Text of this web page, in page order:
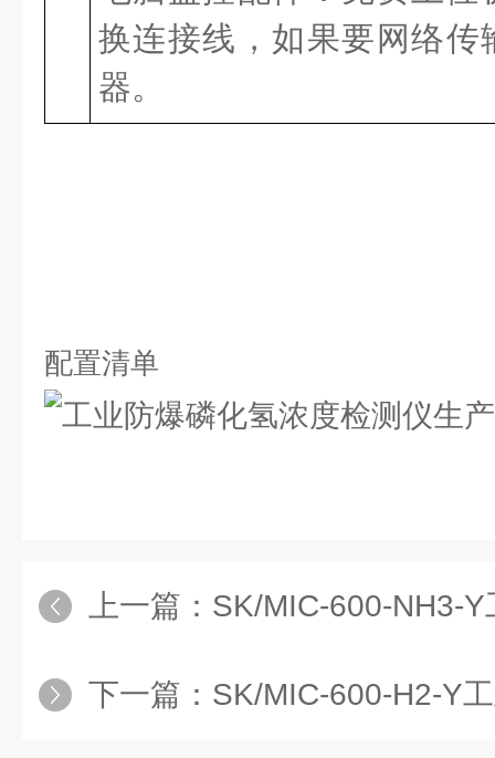
换连接线，如果要网络传
器。
配置清单
上一篇： SK/MIC-600-NH3-Y工业防
下一篇： SK/MIC-600-H2-Y工业防